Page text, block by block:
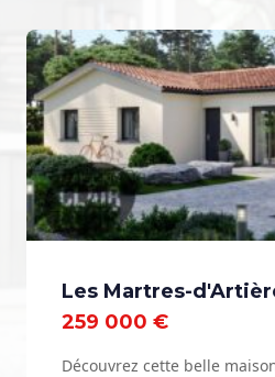
Les Martres-
259 000 €
Découvrez cette belle